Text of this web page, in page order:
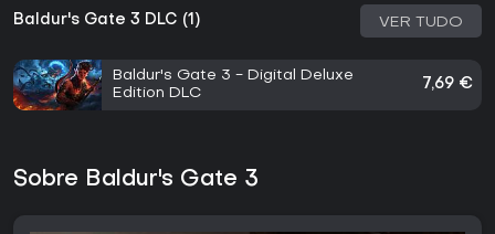
Baldur's Gate 3 DLC (1) VER TUDO
Baldur's Gate 3 - Digital Deluxe
Edition DLC
7,69 €
Sobre Baldur's Gate 3